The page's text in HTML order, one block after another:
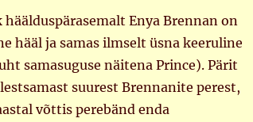
Enya Brennan on
hääl ja samas ilmselt üsna keeruline
samasuguse näitena Prince). Pärit
suurest Brennanite perest,
võttis perebänd enda